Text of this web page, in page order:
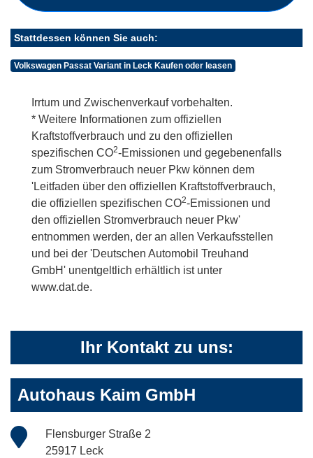
Stattdessen können Sie auch:
Volkswagen Passat Variant in Leck Kaufen oder leasen
Irrtum und Zwischenverkauf vorbehalten.
* Weitere Informationen zum offiziellen
Kraftstoffverbrauch und zu den offiziellen
spezifischen CO2-Emissionen und gegebenenfalls
zum Stromverbrauch neuer Pkw können dem
'Leitfaden über den offiziellen Kraftstoffverbrauch,
die offiziellen spezifischen CO2-Emissionen und
den offiziellen Stromverbrauch neuer Pkw'
entnommen werden, der an allen Verkaufsstellen
und bei der 'Deutschen Automobil Treuhand
GmbH' unentgeltlich erhältlich ist unter
www.dat.de.
Ihr Kontakt zu uns:
Autohaus Kaim GmbH
Flensburger Straße 2
25917 Leck